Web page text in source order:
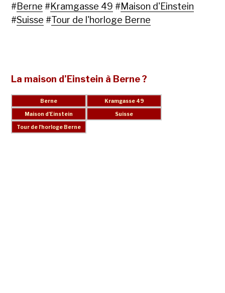
#Berne #Kramgasse 49 #Maison d'Einstein
#Suisse #Tour de l'horloge Berne
La maison d’Einstein à Berne ?